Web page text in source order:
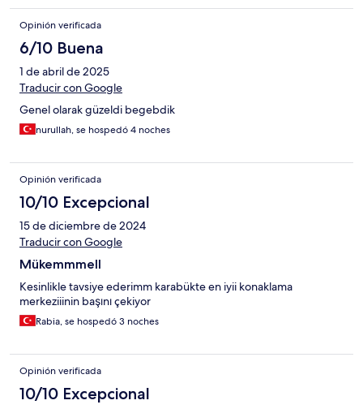
Opinión verificada
6/10 Buena
1 de abril de 2025
Traducir con Google
Genel olarak güzeldi begebdik
nurullah, se hospedó 4 noches
Opinión verificada
10/10 Excepcional
15 de diciembre de 2024
Traducir con Google
Mükemmmell
Kesinlikle tavsiye ederimm karabükte en iyii konaklama
merkeziiinin başını çekiyor
Rabia, se hospedó 3 noches
Opinión verificada
10/10 Excepcional